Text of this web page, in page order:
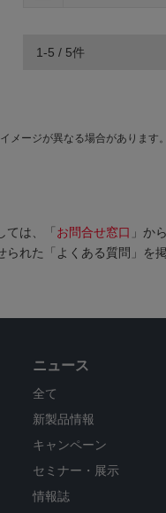
1-5 / 5件
メージが異なる場合があります。
ては、「 お問合せ窓口 」か
られた「よくある質問」を
ニュース
全て
新製品情報
キャンペーン
セミナー・展示
情報誌